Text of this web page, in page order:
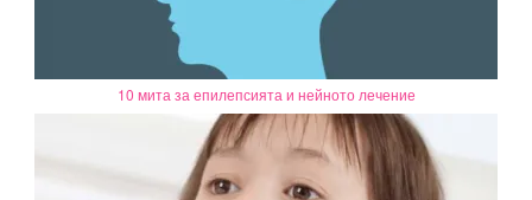
10 мита за епилепсията и нейното лечение